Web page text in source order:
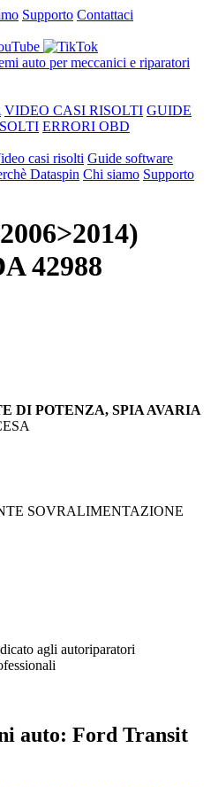
Supporto Contattaci
VIDEO CASI RISOLTI GUIDE
ERRORI OBD
casi risolti Guide software
Dataspin Chi siamo Supporto
42988
DI POTENZA, SPIA AVARIA
SOVRALIMENTAZIONE
agli autoriparatori
auto: Ford Transit